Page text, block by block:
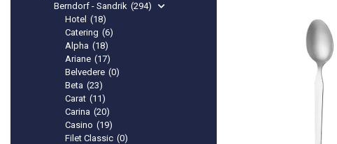
Berndorf - Sandrik (294)
Hotel (18)
Catering (6)
Alpha (18)
Ariane (17)
Belvedere (0)
Beta (23)
Carat (11)
Carina (20)
Casino (19)
Filet Classic (0)